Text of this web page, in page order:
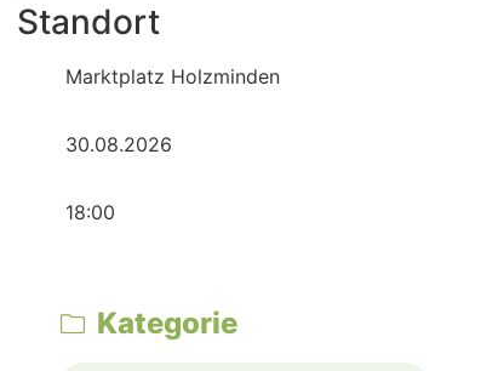
Standort
Marktplatz Holzminden
30.08.2026
18:00
Kategorie